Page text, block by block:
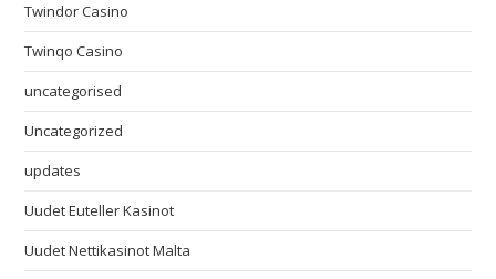
Twindor Casino
Twinqo Casino
uncategorised
Uncategorized
updates
Uudet Euteller Kasinot
Uudet Nettikasinot Malta